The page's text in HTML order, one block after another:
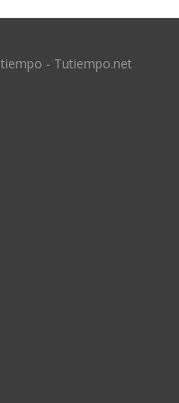
tiempo - Tutiempo.net